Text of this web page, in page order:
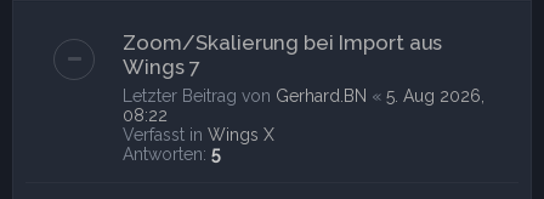
Zoom/Skalierung bei Import aus
Wings 7
Letzter Beitrag von Gerhard.BN « 5. Aug 2026,
08:22
Verfasst in Wings X
Antworten: 5